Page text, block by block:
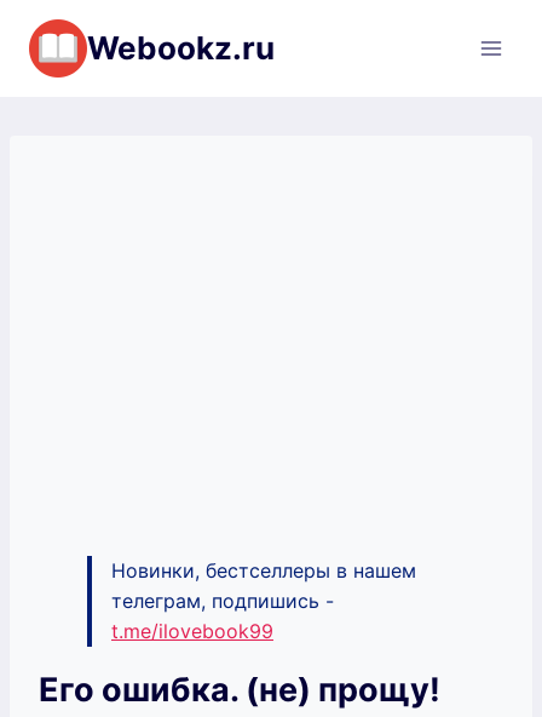
Перейти
содержимому
Webookz.ru
Новинки, бестселлеры в нашем
телеграм, подпишись -
t.me/ilovebook99
Его ошибка. (не) прощу!